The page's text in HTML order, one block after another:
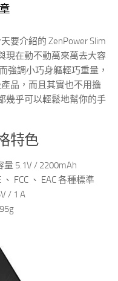
要介紹的 ZenPower Slim
現在動不動萬來萬去大容
強調小巧身軀輕巧重量，
品，而且其實也不用擔
幾乎可以輕鬆地幫你的手
特色
5.1V / 2200mAh
FCC 、 EAC 各種標準
/ 1 A